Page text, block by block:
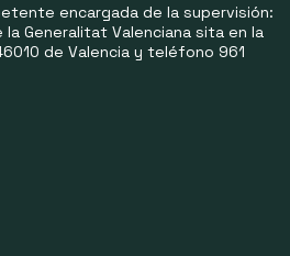
encargada de la supervisión:
Generalitat Valenciana sita en la
de Valencia y teléfono 961